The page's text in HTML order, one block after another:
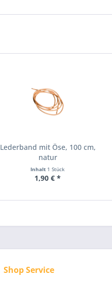
Lederband mit Öse, 100 cm,
natur
Inhalt 1 Stück
1,90 € *
Shop Service